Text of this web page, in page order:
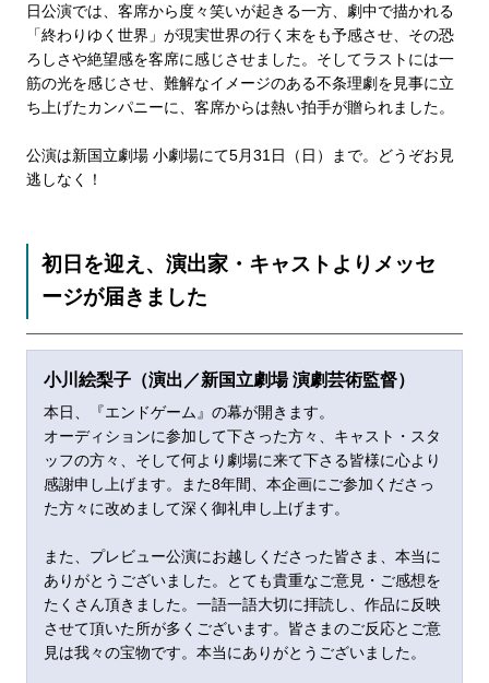
日公演では、客席から度々笑いが起きる一方、劇中で描かれる
「終わりゆく世界」が現実世界の行く末をも予感させ、その恐
ろしさや絶望感を客席に感じさせました。そしてラストには一
筋の光を感じさせ、難解なイメージのある不条理劇を見事に立
ち上げたカンパニーに、客席からは熱い拍手が贈られました。
公演は新国立劇場 小劇場にて5月31日（日）まで。どうぞお見
逃しなく！
初日を迎え、演出家・キャストよりメッセ
ージが届きました
小川絵梨子（演出／新国立劇場 演劇芸術監督）
本日、『エンドゲーム』の幕が開きます。
オーディションに参加して下さった方々、キャスト・スタ
ッフの方々、そして何より劇場に来て下さる皆様に心より
感謝申し上げます。また8年間、本企画にご参加くださっ
た方々に改めまして深く御礼申し上げます。
また、プレビュー公演にお越しくださった皆さま、本当に
ありがとうございました。とても貴重なご意見・ご感想を
たくさん頂きました。一語一語大切に拝読し、作品に反映
させて頂いた所が多くございます。皆さまのご反応とご意
見は我々の宝物です。本当にありがとうございました。